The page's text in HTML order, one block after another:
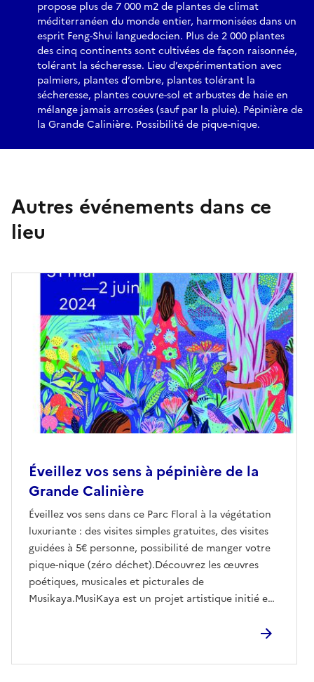
propose plus de 7 000 m2 de plantes de climat
méditerranéen du monde entier, harmonisées dans un
esprit Feng-Shui languedocien. Plus de 2 000 plantes
des cinq continents sont cultivées de façon raisonnée,
tolérant la sécheresse. Lieu d’expérimentation avec
palmiers, plantes d’ombre, plantes tolérant la
sécheresse, plantes couvre-sol et arbustes de haie en
mélange jamais arrosées (sauf par la pluie). Pépinière de
la Grande Calinière. Possibilité de pique-nique.
Autres événements dans ce
lieu
Éveillez vos sens à pépinière de la
Grande Calinière
Éveillez vos sens dans ce Parc Floral à la végétation
luxuriante : des visites simples gratuites, des visites
guidées à 5€ personne, possibilité de manger votre
pique-nique (zéro déchet).Découvrez les œuvres
poétiques, musicales et picturales de
Musikaya.MusiKaya est un projet artistique initié en
https://www.editions-terre-de-